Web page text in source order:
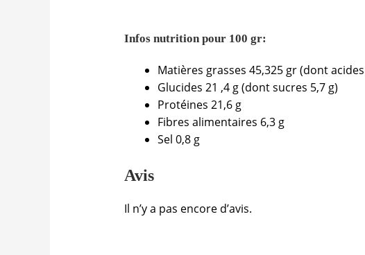
Infos nutrition pour 100 gr:
Matières grasses 45,325 gr (dont
Glucides 21 ,4 g (dont sucres 5,7 g)
Protéines 21,6 g
Fibres alimentaires 6,3 g
Sel 0,8 g
Avis
Il n’y a pas encore d’avis.